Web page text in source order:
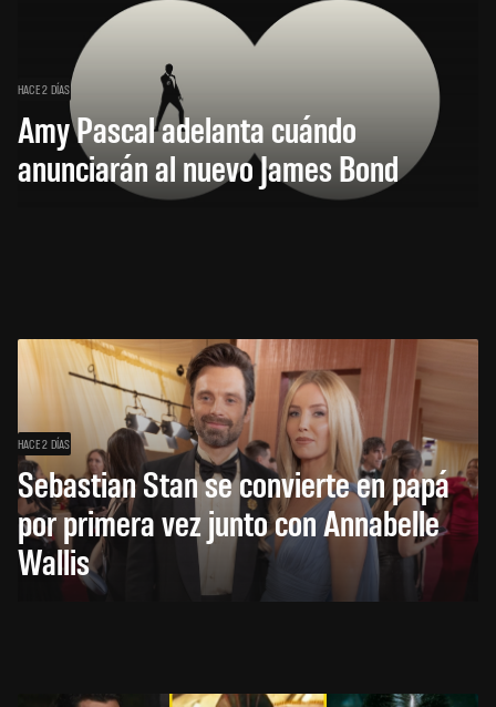
HACE 2 DÍAS
Amy Pascal adelanta cuándo
anunciarán al nuevo James Bond
HACE 2 DÍAS
Sebastian Stan se convierte en papá
por primera vez junto con Annabelle
Wallis